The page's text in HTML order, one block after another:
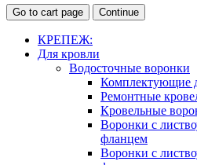
Go to cart page Continue
КРЕПЕЖ:
Для кровли
Водосточные воронки
Комплектующие
Ремонтные
Кровельные
Воронки с
фланцем
Воронки с